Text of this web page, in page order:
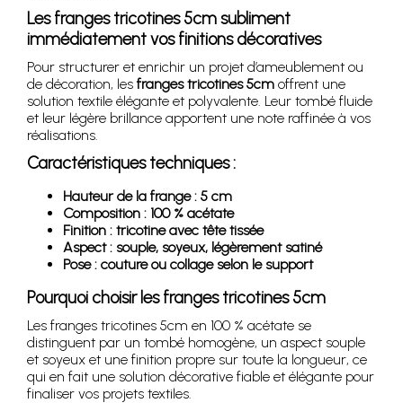
Les franges tricotines 5cm subliment
immédiatement vos finitions décoratives
Pour structurer et enrichir un projet d’ameublement ou
de décoration, les franges tricotines 5cm offrent une
solution textile élégante et polyvalente. Leur tombé fluide
et leur légère brillance apportent une note raffinée à vos
réalisations.
Caractéristiques techniques :
Hauteur de la frange : 5 cm
Composition : 100 % acétate
Finition : tricotine avec tête tissée
Aspect : souple, soyeux, légèrement satiné
Pose : couture ou collage selon le support
Pourquoi choisir les franges tricotines 5cm
Les franges tricotines 5cm en 100 % acétate se
distinguent par un tombé homogène, un aspect souple
et soyeux et une finition propre sur toute la longueur, ce
qui en fait une solution décorative fiable et élégante pour
finaliser vos projets textiles.